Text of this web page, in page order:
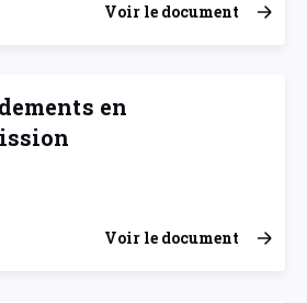
Voir le document
en
Voir le document